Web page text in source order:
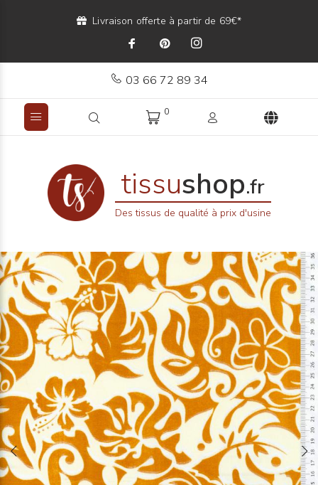
Livraison offerte à partir de 69€*
03 66 72 89 34
0
tissushop.fr
Des tissus de qualité à prix d'usine